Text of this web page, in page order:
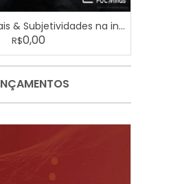
& Subjetividades na in...
R$0,00